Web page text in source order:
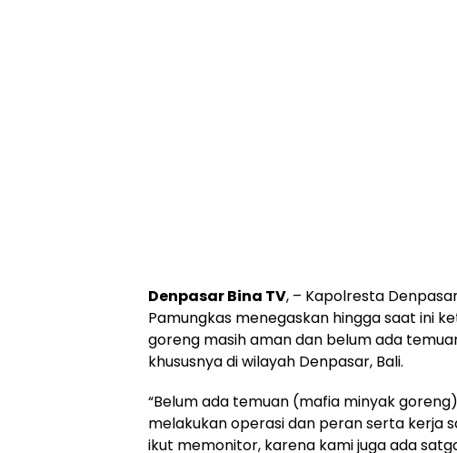
Denpasar Bina TV, – Kapolresta
Pamungkas menegaskan hingga saat ini
goreng masih aman dan belum ada
khususnya di wilayah Denpasar, Bali.
“Belum ada temuan (mafia minyak
melakukan operasi dan peran serta kerja
ikut memonitor, karena kami juga ada